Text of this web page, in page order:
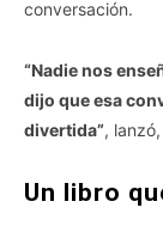
conversación.
“Nadie nos
dijo que esa
divertida”,
Un libro